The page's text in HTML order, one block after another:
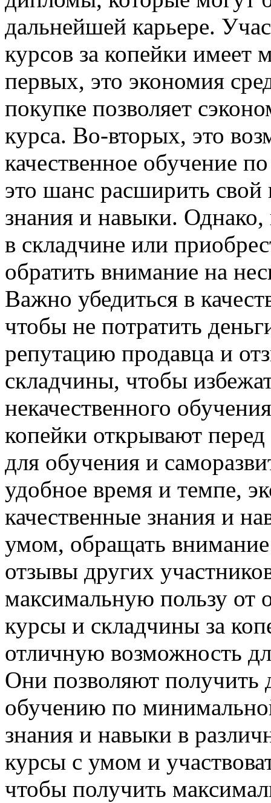
дальнейшей карьере.
курсов за копейки
первых, это экономия
покупке позволяет
курса. Во-вторых, это
качественное обучение
это шанс расширить
знания и навыки. Однако,
в складчине или
обратить внимание на
Важно убедиться в
чтобы не потратить
репутацию продавца и
складчины, чтобы
некачественного
копейки открывают
для обучения и
удобное время и темпе,
качественные знания и
умом, обращать
отзывы других
максимальную пользу от
курсы и складчины за
отличную возможность
Они позволяют получить
обучению по
знания и навыки в
курсы с умом и
чтобы получить